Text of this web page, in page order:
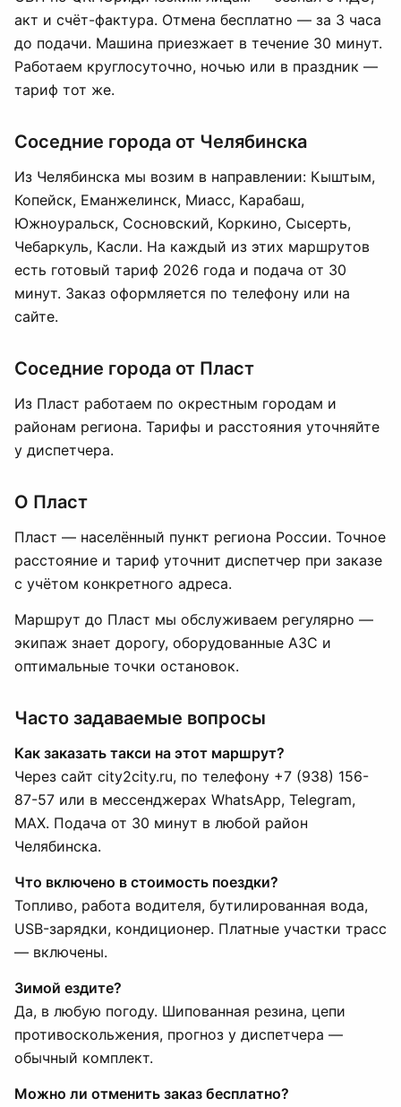
акт и счёт-фактура. Отмена бесплатно — за 3 часа
до подачи. Машина приезжает в течение 30 минут.
Работаем круглосуточно, ночью или в праздник —
тариф тот же.
Соседние города от Челябинска
Из Челябинска мы возим в направлении: Кыштым,
Копейск, Еманжелинск, Миасс, Карабаш,
Южноуральск, Сосновский, Коркино, Сысерть,
Чебаркуль, Касли. На каждый из этих маршрутов
есть готовый тариф 2026 года и подача от 30
минут. Заказ оформляется по телефону или на
сайте.
Соседние города от Пласт
Из Пласт работаем по окрестным городам и
районам региона. Тарифы и расстояния уточняйте
у диспетчера.
О Пласт
Пласт — населённый пункт региона России. Точное
расстояние и тариф уточнит диспетчер при заказе
с учётом конкретного адреса.
Маршрут до Пласт мы обслуживаем регулярно —
экипаж знает дорогу, оборудованные АЗС и
оптимальные точки остановок.
Часто задаваемые вопросы
Как заказать такси на этот маршрут?
Через сайт city2city.ru, по телефону +7 (938) 156-
87-57 или в мессенджерах WhatsApp, Telegram,
MAX. Подача от 30 минут в любой район
Челябинска.
Что включено в стоимость поездки?
Топливо, работа водителя, бутилированная вода,
USB-зарядки, кондиционер. Платные участки трасс
— включены.
Зимой ездите?
Да, в любую погоду. Шипованная резина, цепи
противоскольжения, прогноз у диспетчера —
обычный комплект.
Можно ли отменить заказ бесплатно?